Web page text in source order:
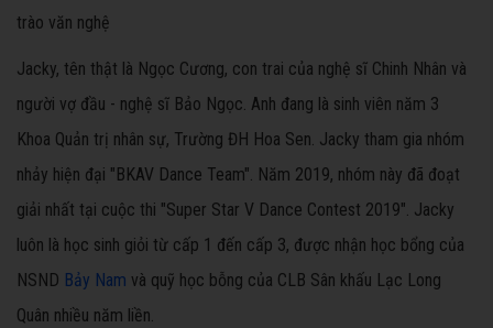
trào văn nghệ
Jacky, tên thật là Ngọc Cương, con trai của nghệ sĩ Chinh Nhân và
người vợ đầu - nghệ sĩ Bảo Ngọc. Anh đang là sinh viên năm 3
Khoa Quản trị nhân sự, Trường ĐH Hoa Sen. Jacky tham gia nhóm
nhảy hiện đại "BKAV Dance Team". Năm 2019, nhóm này đã đoạt
giải nhất tại cuộc thi "Super Star V Dance Contest 2019". Jacky
luôn là học sinh giỏi từ cấp 1 đến cấp 3, được nhận học bổng của
NSND Bảy Nam và quỹ học bỗng của CLB Sân khấu Lạc Long
Quân nhiều năm liền.